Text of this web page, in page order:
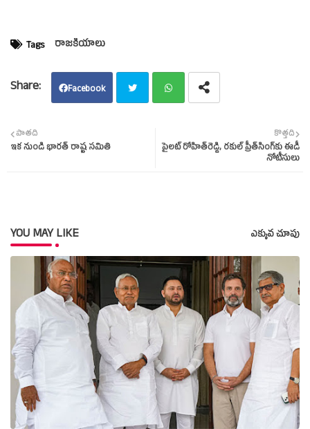
Tags రాజకీయాలు
Facebook
tsap
కొత్తది
పైలట్‌ రోహిత్‌రెడ్డి, రకుల్‌ ప్రీత్‌సింగ్‌కు ఈడీ
నోటీసులు
పాతది
ఇక నుండి భారత్‌ రాష్ట్ర సమితి
YOU MAY LIKE ఎక్కువ చూపు